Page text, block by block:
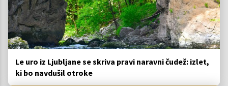
Le uro iz Ljubljane se skriva pravi naravni čudež: izlet,
ki bo navdušil otroke